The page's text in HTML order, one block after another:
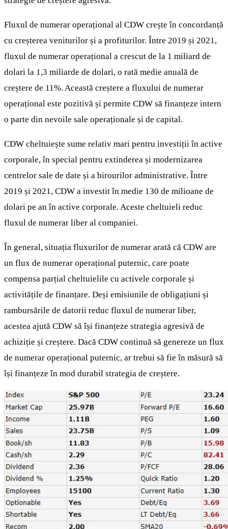
Fluxul de numerar operațional al CDW crește în concordanță
cu creșterea veniturilor și a profiturilor. Între 2019 și 2021,
fluxul de numerar operațional a crescut de la 1 miliard de
dolari la 1,3 miliarde de dolari, o rată medie anuală de
creștere de 11%. Această creștere a fluxului de numerar
operațional este pozitivă și permite CDW să finanțeze intern
o parte din nevoile sale operaționale și de capital.
CDW cheltuiește sume relativ mari pentru investiții în active
corporale, în special pentru extinderea și modernizarea
centrelor sale de date și a birourilor administrative. Între
2019 și 2021, CDW a investit în medie 130 de milioane de
dolari pe an în active corporale. Aceste cheltuieli reduc
fluxul de numerar liber al companiei.
În general, situația fluxurilor de numerar arată că CDW are
un flux de numerar operațional puternic, care poate
compensa parțial cheltuielile cu activele corporale și
activitățile de finanțare. Deși emisiunile de obligațiuni și
rambursările de datorii reduc fluxul de numerar liber,
acestea ajută CDW să își finanțeze strategia agresivă de
achiziție și creștere. Dacă CDW continuă să genereze un flux
de numerar operațional puternic, ar trebui să fie în măsură să
își finanțeze în mod durabil strategia de creștere.